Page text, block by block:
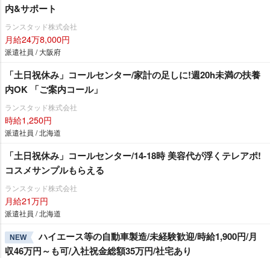
内&サポート
ランスタッド株式会社
月給24万8,000円
派遣社員 / 大阪府
「土日祝休み」コールセンター/家計の足しに!週20h未満の扶養
内OK 「ご案内コール」
ランスタッド株式会社
時給1,250円
派遣社員 / 北海道
「土日祝休み」コールセンター/14-18時 美容代が浮くテレアポ!
コスメサンプルもらえる
ランスタッド株式会社
月給21万円
派遣社員 / 北海道
NEW
ハイエース等の自動車製造/未経験歓迎/時給1,900円/月
収46万円～も可/入社祝金総額35万円/社宅あり